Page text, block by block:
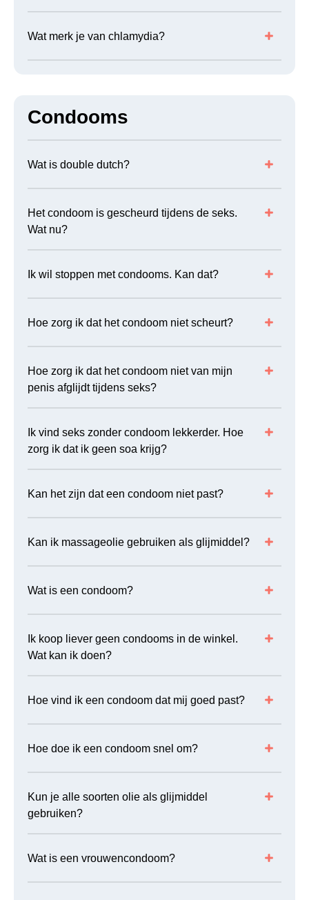
Wat merk je van chlamydia?
Condooms
Wat is double dutch?
Het condoom is gescheurd tijdens de seks.
Wat nu?
Ik wil stoppen met condooms. Kan dat?
Hoe zorg ik dat het condoom niet scheurt?
Hoe zorg ik dat het condoom niet van mijn
penis afglijdt tijdens seks?
Ik vind seks zonder condoom lekkerder. Hoe
zorg ik dat ik geen soa krijg?
Kan het zijn dat een condoom niet past?
Kan ik massageolie gebruiken als glijmiddel?
Wat is een condoom?
Ik koop liever geen condooms in de winkel.
Wat kan ik doen?
Hoe vind ik een condoom dat mij goed past?
Hoe doe ik een condoom snel om?
Kun je alle soorten olie als glijmiddel
gebruiken?
Wat is een vrouwencondoom?